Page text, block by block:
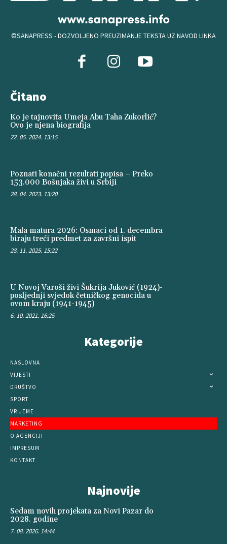
©SANAPRESS - DOZVOLJENO PREUZIMANJE TEKSTA UZ NAVOD LINKA
Čitano
Ko je tajnovita Umeja Abu Taha Zukorlić?
Ovo je njena biografija
22. 05. 2024. 13:15
Poznati konačni rezultati popisa – Preko
153.000 Bošnjaka živi u Srbiji
28. 04. 2023. 13:20
Mala matura 2026: Osmaci od 1. decembra
biraju treći predmet za završni ispit
28. 11. 2025. 15:22
U Novoj Varoši živi Šukrija Juković (1924)-
posljednji svjedok četničkog genocida u
ovom kraju (1941-1945)
6. 10. 2021. 16:25
Kategorije
NASLOVNA
VIJESTI
DRUŠTVO
SPORT
VRIJEME
MARKETING
O AGENCIJI
IMPRESUM
KONTAKT
Najnovije
Sedam novih projekata za Novi Pazar do
2028. godine
7. 08. 2026. 14:44